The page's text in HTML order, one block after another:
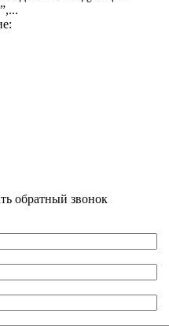
обратный звонок